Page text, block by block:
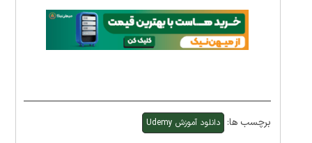
برچسب ها: دانلود آموزش Udemy